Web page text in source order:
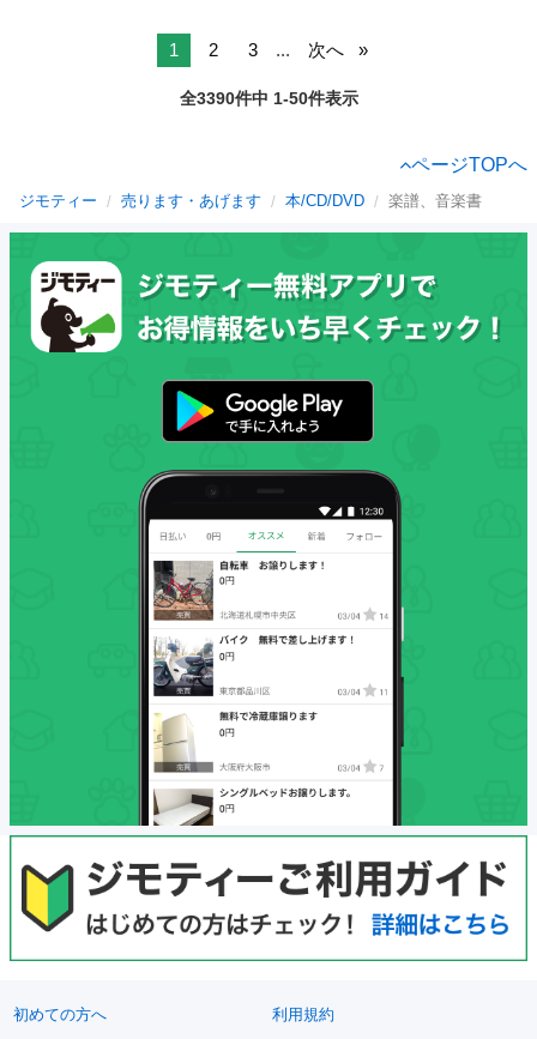
1 2 3 ... 次へ
全3390件中 1-50件表示
ページTOPへ
ジモティー 売ります・あげます 本/CD/DVD 楽譜、音楽書
初めての方へ 利用規約